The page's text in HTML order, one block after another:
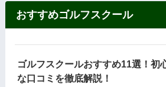
おすすめゴルフスクール
ゴルフスクールおすすめ11選！初
な口コミを徹底解説！